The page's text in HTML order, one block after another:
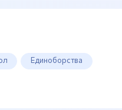
Единоборства